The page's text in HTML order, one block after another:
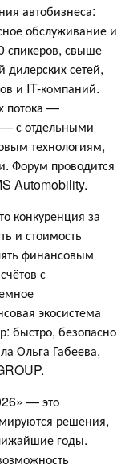
автобизнеса:
обслуживание и
спикеров, свыше
дилерских сетей,
и IT-компаний.
потока —
с отдельными
технологиям,
Форум проводится
Automobility.
конкуренция за
и стоимость
финансовым
с
экосистема
быстро, безопасно
Ольга Габеева,
— это
решения,
годы.